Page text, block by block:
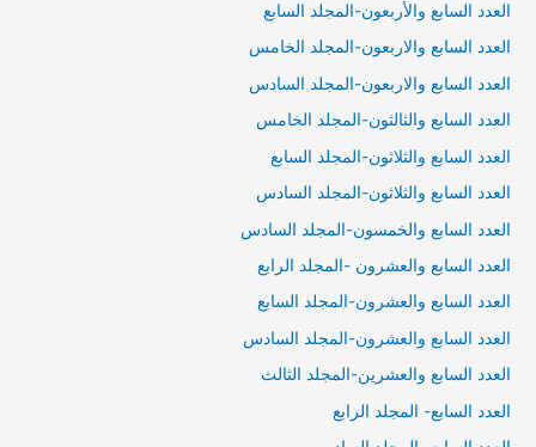
العدد السابع والأربعون-المجلد السابع
العدد السابع والاربعون-المجلد الخامس
العدد السابع والاربعون-المجلد السادس
العدد السابع والثالثون-المجلد الخامس
العدد السابع والثلاثون-المجلد السابع
العدد السابع والثلاثون-المجلد السادس
العدد السابع والخمسون-المجلد السادس
العدد السابع والعشرون -المجلد الرابع
العدد السابع والعشرون-المجلد السابع
العدد السابع والعشرون-المجلد السادس
العدد السابع والعشرين-المجلد الثالث
العدد السابع- المجلد الرابع